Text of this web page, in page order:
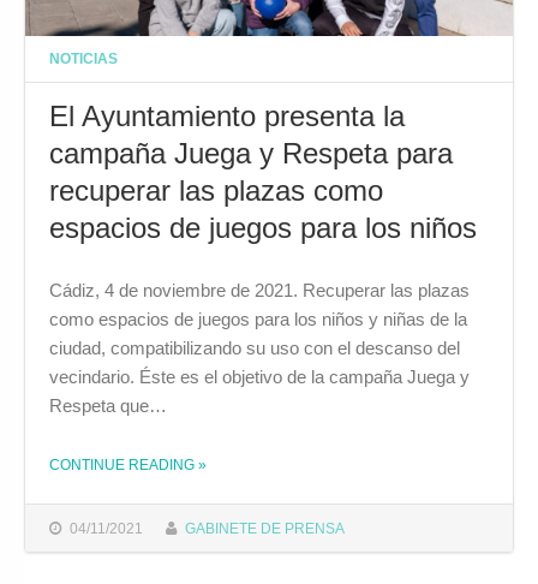
NOTICIAS
El Ayuntamiento presenta la
campaña Juega y Respeta para
recuperar las plazas como
espacios de juegos para los niños
04/11/2021 GABINETE DE PRENSA
Cádiz, 4 de noviembre de 2021. Recuperar las plazas
como espacios de juegos para los niños y niñas de la
ciudad, compatibilizando su uso con el descanso del
vecindario. Éste es el objetivo de la campaña Juega y
Respeta que…
CONTINUE READING THE "EL AYUNTAMIENTO PRESENTA LA CAMPAÑA JUEGA Y RESPETA PARA RECUPERAR LAS PLAZAS COMO ESPACIOS DE JUEGOS PARA LOS NIÑOS"
»